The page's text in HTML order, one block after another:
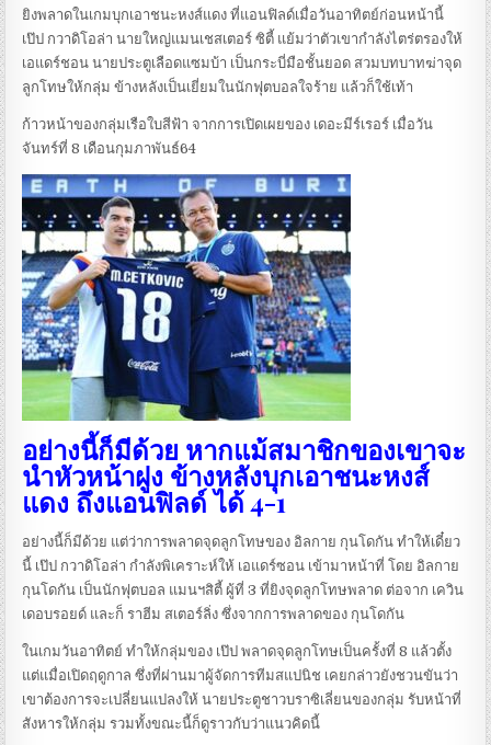
ยิงพลาดในเกมบุกเอาชนะหงส์แดง ที่แอนฟิลด์เมื่อวันอาทิตย์ก่อนหน้านี้
เป๊ป กวาดิโอล่า นายใหญ่แมนเชสเตอร์ ซิตี้ แย้มว่าตัวเขากำลังไตร่ตรองให้
เอแดร์ชอน นายประตูเลือดแซมบ้า เป็นกระบี่มือชั้นยอด สวมบทบาทฆ่าจุด
ลูกโทษให้กลุ่ม ข้างหลังเป็นเยี่ยมในนักฟุตบอลใจร้าย แล้วก็ใช้เท้า
ก้าวหน้าของกลุ่มเรือใบสีฟ้า จากการเปิดเผยของ เดอะมีร์เรอร์ เมื่อวัน
จันทร์ที่ 8 เดือนกุมภาพันธ์64
อย่างนี้ก็มีด้วย หากแม้สมาชิกของเขาจะ
นำหัวหน้าฝูง ข้างหลังบุกเอาชนะหงส์
แดง ถึงแอนฟิลด์ ได้ 4-1
อย่างนี้ก็มีด้วย แต่ว่าการพลาดจุดลูกโทษของ อิลกาย กุนโดกัน ทำให้เดี๋ยว
นี้ เป๊ป กวาดิโอล่า กำลังพิเคราะห์ให้ เอแดร์ซอน เข้ามาหน้าที่ โดย อิลกาย
กุนโดกัน เป็นนักฟุตบอล แมนฯสิตี้ ผู้ที่ 3 ที่ยิงจุดลูกโทษพลาด ต่อจาก เควิน
เดอบรอยด์ และก็ ราฮีม สเตอร์ลิ่ง ซึ่งจากการพลาดของ กุนโดกัน
ในเกมวันอาทิตย์ ทำให้กลุ่มของ เป๊ป พลาดจุดลูกโทษเป็นครั้งที่ 8 แล้วตั้ง
แต่แมื่อเปิดฤดูกาล ซึ่งที่ผ่านมาผู้จัดการทีมสแปนิช เคยกล่าวยังชวนขันว่า
เขาต้องการจะเปลี่ยนแปลงให้ นายประตูชาวบราซิเลี่ยนของกลุ่ม รับหน้าที่
สังหารให้กลุ่ม รวมทั้งขณะนี้ก็ดูราวกับว่าแนวคิดนี้